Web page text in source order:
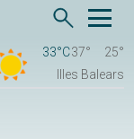
33°C37°
25°
Illes Balears